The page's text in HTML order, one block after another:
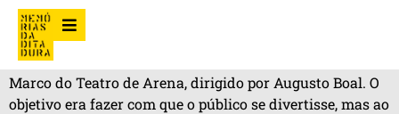
Marco do Teatro de Arena, dirigido por Augusto Boal. O
objetivo era fazer com que o público se divertisse, mas ao